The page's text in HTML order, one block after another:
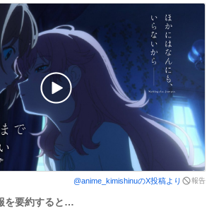
@anime_kimishinuのX投稿より 報告
を要約すると…